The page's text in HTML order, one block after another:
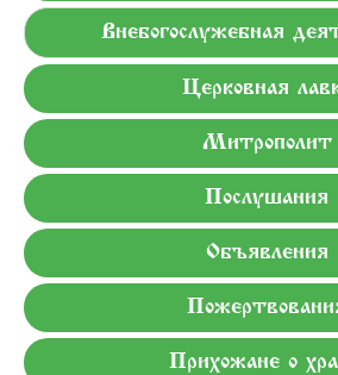
Внебогослужебная
Церковная
Митрополит
Послушания
Объявления
Прихожане о